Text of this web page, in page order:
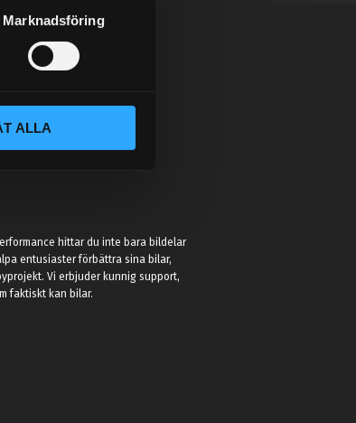
Marknadsföring
ALLA
hittar du inte bara bildelar
entusiaster förbättra sina bilar,
Vi erbjuder kunnig support,
faktiskt kan bilar.